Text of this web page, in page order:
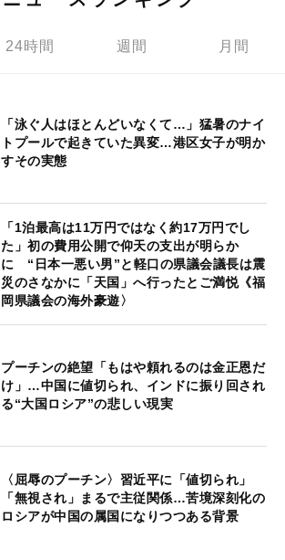
24時間 週間 月間
「泳ぐ人はほとんどいなくて…」猛暑のナイ
トプールで起きていた異変…港区女子が明か
すその実態
「1泊最高は11万円ではなく約17万円でし
た」初の費用公開で仰天の支出が明らか
に “日本一悪い男”と軽口の県議会議長は震
災のさなかに「天国」へ行ったとご満悦《福
岡県議会の海外豪遊〉
プーチンの絶望「もはや頼れるのは金正恩だ
け」…中国に値切られ、インドに振り回され
る“大国ロシア”の悲しい現実
〈屈辱のプーチン〉習近平に「値切られ」
「無視され」まるで主従関係…苦境深刻化の
ロシアが中国の属国になりつつある背景